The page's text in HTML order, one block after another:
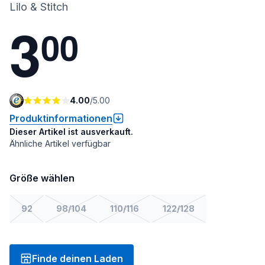
Lilo & Stitch
300
4.00/5.00
Produktinformationen
Dieser Artikel ist ausverkauft.
Ähnliche Artikel verfügbar
Größe wählen
92 98/104 110/116 122/128
Finde deinen Laden